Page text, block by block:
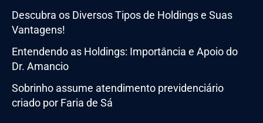
Descubra os Diversos Tipos de Holdings e Suas
Vantagens!
Entendendo as Holdings: Importância e Apoio do
Dr. Amancio
Sobrinho assume atendimento previdenciário
criado por Faria de Sá